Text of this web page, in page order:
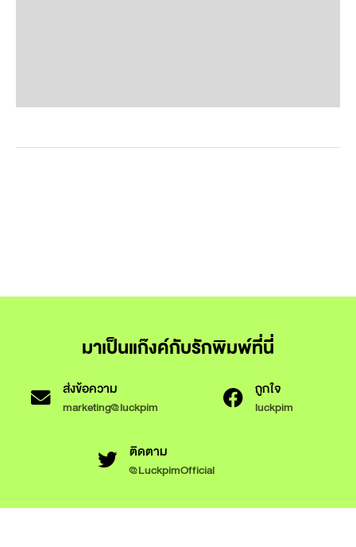
มาเป็นแก๊งค์กับรักพิมพ์ที่นี่
ส่งข้อความ
marketing@luckpim
ถูกใจ
luckpim
ติดตาม
@LuckpimOfficial